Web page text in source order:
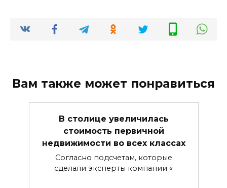
Вам также может понравиться
В столице увеличилась
стоимость первичной
недвижимости во всех классах
Согласно подсчетам, которые
сделали эксперты компании «